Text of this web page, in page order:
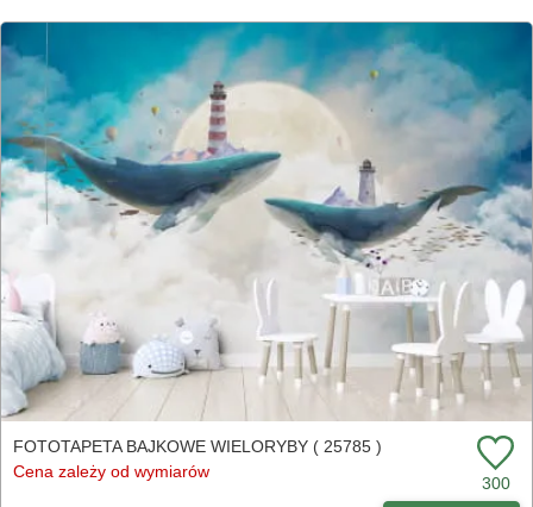
FOTOTAPETA BAJKOWE WIELORYBY ( 25785 )
Cena zależy od wymiarów
300